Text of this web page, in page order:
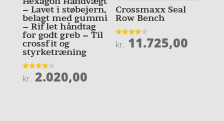
– Lavet i støbejern,
belagt med gummi
– Riflet håndtag
for godt greb – Til
crossfit og
styrketræning
Vurderet
4
kr. 2.020,00
Crossmaxx Seal
Row Bench
Vurderet
4
kr. 11.725,00